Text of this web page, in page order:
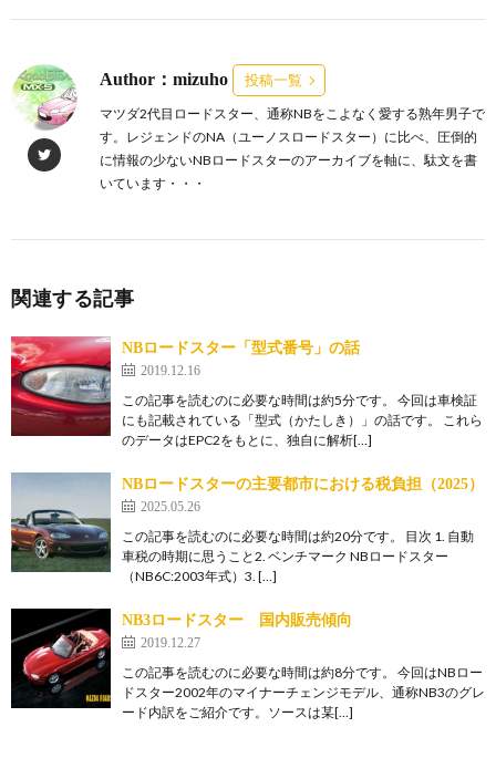
Author：mizuho
投稿一覧
マツダ2代目ロードスター、通称NBをこよなく愛する熟年男子で
す。レジェンドのNA（ユーノスロードスター）に比べ、圧倒的
に情報の少ないNBロードスターのアーカイブを軸に、駄文を書
いています・・・
関連する記事
NBロードスター「型式番号」の話
2019.12.16
この記事を読むのに必要な時間は約5分です。 今回は車検証
にも記載されている「型式（かたしき）」の話です。 これら
のデータはEPC2をもとに、独自に解析[…]
NBロードスターの主要都市における税負担（2025）
2025.05.26
この記事を読むのに必要な時間は約20分です。 目次 1. 自動
車税の時期に思うこと2. ベンチマーク NBロードスター
（NB6C:2003年式）3. […]
NB3ロードスター 国内販売傾向
2019.12.27
この記事を読むのに必要な時間は約8分です。 今回はNBロー
ドスター2002年のマイナーチェンジモデル、通称NB3のグレ
ード内訳をご紹介です。ソースは某[…]